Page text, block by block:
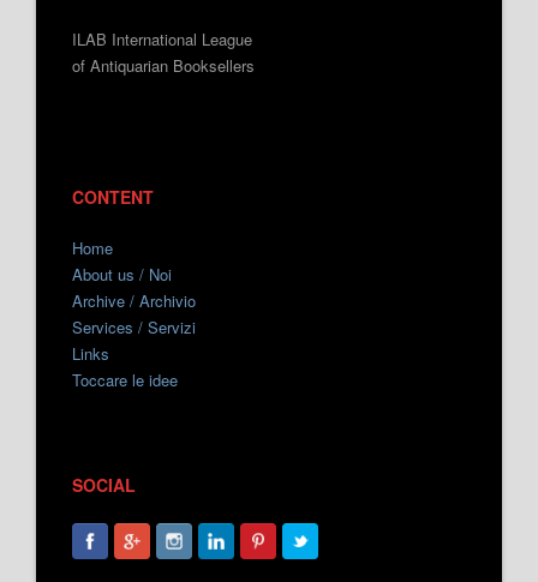
ILAB International League
of Antiquarian Booksellers
CONTENT
Home
About us / Noi
Archive / Archivio
Services / Servizi
Links
Toccare le idee
SOCIAL